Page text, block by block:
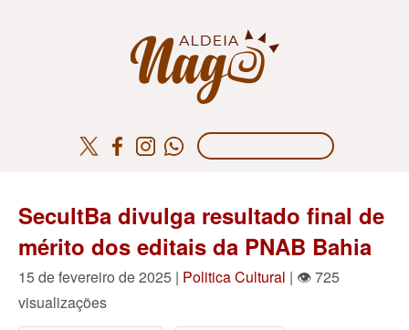
SecultBa divulga resultado final de
mérito dos editais da PNAB Bahia
15 de fevereiro de 2025 | Politica Cultural | 👁 725
visualizações